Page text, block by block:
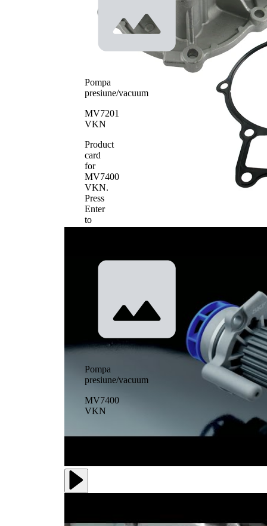
Pompa
presiune/vacuum
MV7201
VKN
Product
card
for
MV7400
VKN.
Press
Enter
to
view
Pompa
presiune/vacuum
MV7400
VKN